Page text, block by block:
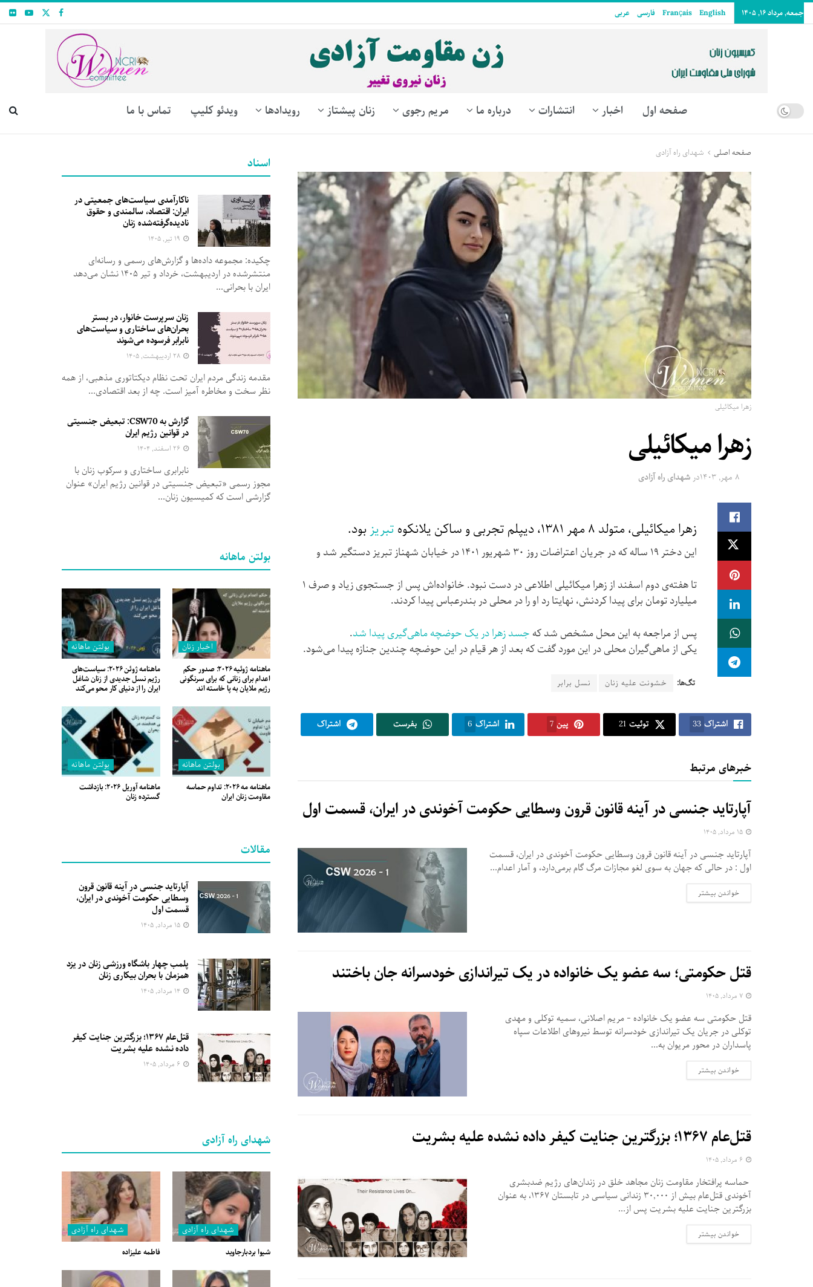
جمعه, مرداد ۱۶, ۱۴۰۵ English
Français فارسی عربى
صفحه اول اخبار انتشارات درباره ما مریم رجوی زنان پیشتاز رویدادها ویدئو کلیپ تماس با ما
صفحه اصلی شهدای راه آزادی
زهرا میکائیلی
زهرا میکائیلی
۸ مهر, ۱۴۰۳ در شهدای راه آزادی
زهرا میکائیلی، متولد ۸ مهر ‍۱۳۸۱، دیپلم تجربی و ساکن یلانکوه تبریز بود.
این دختر ۱۹ ساله که در جریان اعتراضات روز ۳۰ شهریور ۱۴۰۱ در خیابان شهناز تبریز دستگیر شد و
تا هفته‌ی دوم اسفند از زهرا میکائیلی اطلاعی در دست نبود. خانواده‌اش پس از جستجوی زیاد و صرف ۱
میلیارد تومان برای پیدا کردنش، نهایتا رد او را در محلی در بندرعباس پیدا کردند.
پس از مراجعه به این محل مشخص شد که جسد زهرا در یک حوضچه‌ ماهی‌گیری پیدا شد.
یکی از ماهی‌گیران محلی در این مورد گفت که بعد از هر قیام در این حوضچه چندین جنازه پیدا می‌شود.
تگ‌ها: خشونت علیه زنان نسل برابر
اشتراک 33 توئیت 21 پین 7 اشتراک 6 بفرست اشتراک
خبرهای مرتبط
آپارتاید جنسی در آینه قانون قرون وسطایی حکومت آخوندی در ایران، قسمت اول
آپارتاید جنسی در آینه قانون قرون وسطایی حکومت آخوندی در ایران، قسمت
اول : در حالی که جهان به سوی لغو مجازات مرگ گام برمی‌دارد، و آمار اعدام...
خواندن بیشتر
قتل حکومتی؛ سه عضو یک خانواده در یک تیراندازی خودسرانه جان باختند
قتل حکومتی سه عضو یک خانواده - مریم اصلانی، سمیه توکلی و مهدی
توکلی در جریان یک تیراندازی خودسرانه توسط نیروهای اطلاعات سپاه
پاسداران در محور مریوان به...
خواندن بیشتر
قتل‌عام ۱۳۶۷؛ بزرگترین جنایت کیفر داده نشده علیه بشریت
حماسه پرافتخار مقاومت زنان مجاهد خلق در زندان‌های رژیم ضدبشری
آخوندی قتل‌عام بیش از ۳۰,۰۰۰ زندانی سیاسی در تابستان ۱۳۶۷، به عنوان
بزرگترین جنایت علیه بشریت پس از...
خواندن بیشتر
اسناد
ناکارآمدی سیاست‌های جمعیتی در
ایران: اقتصاد، سالمندی و حقوق
نادیده‌گرفته‌شده زنان
چکیده: مجموعه داده‌ها و گزارش‌های رسمی و رسانه‌ای
منتشرشده در اردیبهشت، خرداد و تیر ۱۴۰۵ نشان می‌دهد
ایران با بحرانی...
زنان سرپرست خانوار، در بستر
بحران‌های ساختاری و سیاست‌های
نابرابر فرسوده می‌شوند
مقدمه زندگی مردم ایران تحت نظام دیکتاتوری مذهبی، از همه
نظر سخت و مخاطره آمیز است. چه از بعد اقتصادی...
گزارش به CSW70: تبعیض جنسیتی
در قوانین رژیم ایران
نابرابری ساختاری و سرکوب زنان با
مجوز رسمی «تبعیض جنسیتی در قوانین رژیم ایران» عنوان
گزارشی است که کمیسیون زنان...
بولتن ماهانه
اخبار زنان
ماهنامه ژوئیه ۲۰۲۶: صدور حکم
اعدام برای زنانی که برای سرنگونی
رژیم ملایان به پا خاسته اند
بولتن ماهانه
ماهنامه ژوئن ۲۰۲۶: سیاست‌های
رژیم نسل جدیدی از زنان شاغل
ایران را از دنیای کار محو می‌کند
بولتن ماهانه
ماهنامه مه ۲۰۲۶: تداوم حماسه
مقاومت زنان ایران
بولتن ماهانه
ماهنامه آوریل ۲۰۲۶: بازداشت
گسترده زنان
مقالات
آپارتاید جنسی در آینه قانون قرون
وسطایی حکومت آخوندی در ایران،
قسمت اول
پلمب چهار باشگاه ورزشی زنان در یزد
همزمان با بحران بیکاری زنان
قتل‌عام ۱۳۶۷؛ بزرگترین جنایت کیفر
داده نشده علیه بشریت
شهدای راه آزادی
شهدای راه آزادی
شیوا بردبارجاوید
شهدای راه آزادی
فاطمه علیزاده